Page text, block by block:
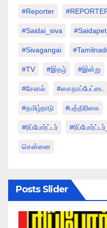
#Reporter
#saidai_siva #saidapet
#sivagangai
#TV #இதழ் #இன்று
#சேனல் #சைதாப்பேட்டை
#தமிழ்நாடு #பத்திரிகை
#ரிப்போர்ட்டர்
சென்னை
Posts Slider